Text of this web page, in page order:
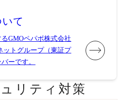
て
GMOペパボ株式会社
ットグループ（東証プ
ーです。
リティ対策